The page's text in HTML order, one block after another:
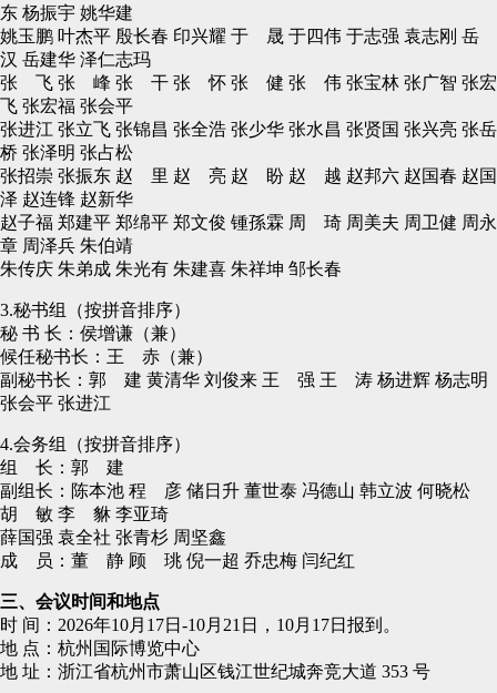
东 杨振宇 姚华建
姚玉鹏 叶杰平 殷长春 印兴耀 于 晟 于四伟 于志强 袁志刚 岳
汉 岳建华 泽仁志玛
张 飞 张 峰 张 干 张 怀 张 健 张 伟 张宝林 张广智 张宏
飞 张宏福 张会平
张进江 张立飞 张锦昌 张全浩 张少华 张水昌 张贤国 张兴亮 张岳
桥 张泽明 张占松
张招崇 张振东 赵 里 赵 亮 赵 盼 赵 越 赵邦六 赵国春 赵国
泽 赵连锋 赵新华
赵子福 郑建平 郑绵平 郑文俊 锺孫霖 周 琦 周美夫 周卫健 周永
章 周泽兵 朱伯靖
朱传庆 朱弟成 朱光有 朱建喜 朱祥坤 邹长春
3.秘书组（按拼音排序）
秘 书 长：侯增谦（兼）
候任秘书长：王 赤（兼）
副秘书长：郭 建 黄清华 刘俊来 王 强 王 涛 杨进辉 杨志明
张会平 张进江
4.会务组（按拼音排序）
组 长：郭 建
副组长：陈本池 程 彦 储日升 董世泰 冯德山 韩立波 何晓松
胡 敏 李 貅 李亚琦
薛国强 袁全社 张青杉 周坚鑫
成 员：董 静 顾 珧 倪一超 乔忠梅 闫纪红
三、会议时间和地点
时 间：2026年10月17日-10月21日，10月17日报到。
地 点：杭州国际博览中心
地 址：浙江省杭州市萧山区钱江世纪城奔竞大道 353 号